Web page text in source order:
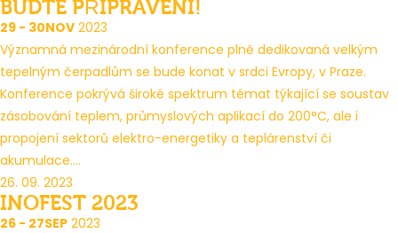
BUĎTE PŘIPRAVENI!
29 - 30NOV 2023
Významná mezinárodní konference plně dedikovaná velkým
tepelným čerpadlům se bude konat v srdci Evropy, v Praze.
Konference pokrývá široké spektrum témat týkající se soustav
zásobování teplem, průmyslových aplikací do 200°C, ale i
propojení sektorů elektro-energetiky a teplárenství či
akumulace....
26. 09. 2023
INOFEST 2023
26 - 27SEP 2023